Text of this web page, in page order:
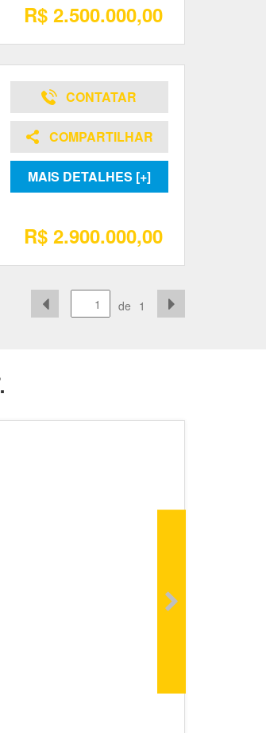
R$ 2.500.000,00
CONTATAR
COMPARTILHAR
MAIS DETALHES [+]
R$ 2.900.000,00
de 1